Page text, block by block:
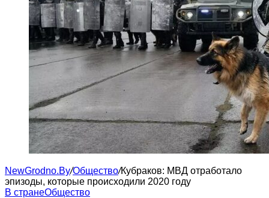
NewGrodno.By/Общество/Кубраков: МВД отработало
эпизоды, которые происходили 2020 году
В странеОбщество